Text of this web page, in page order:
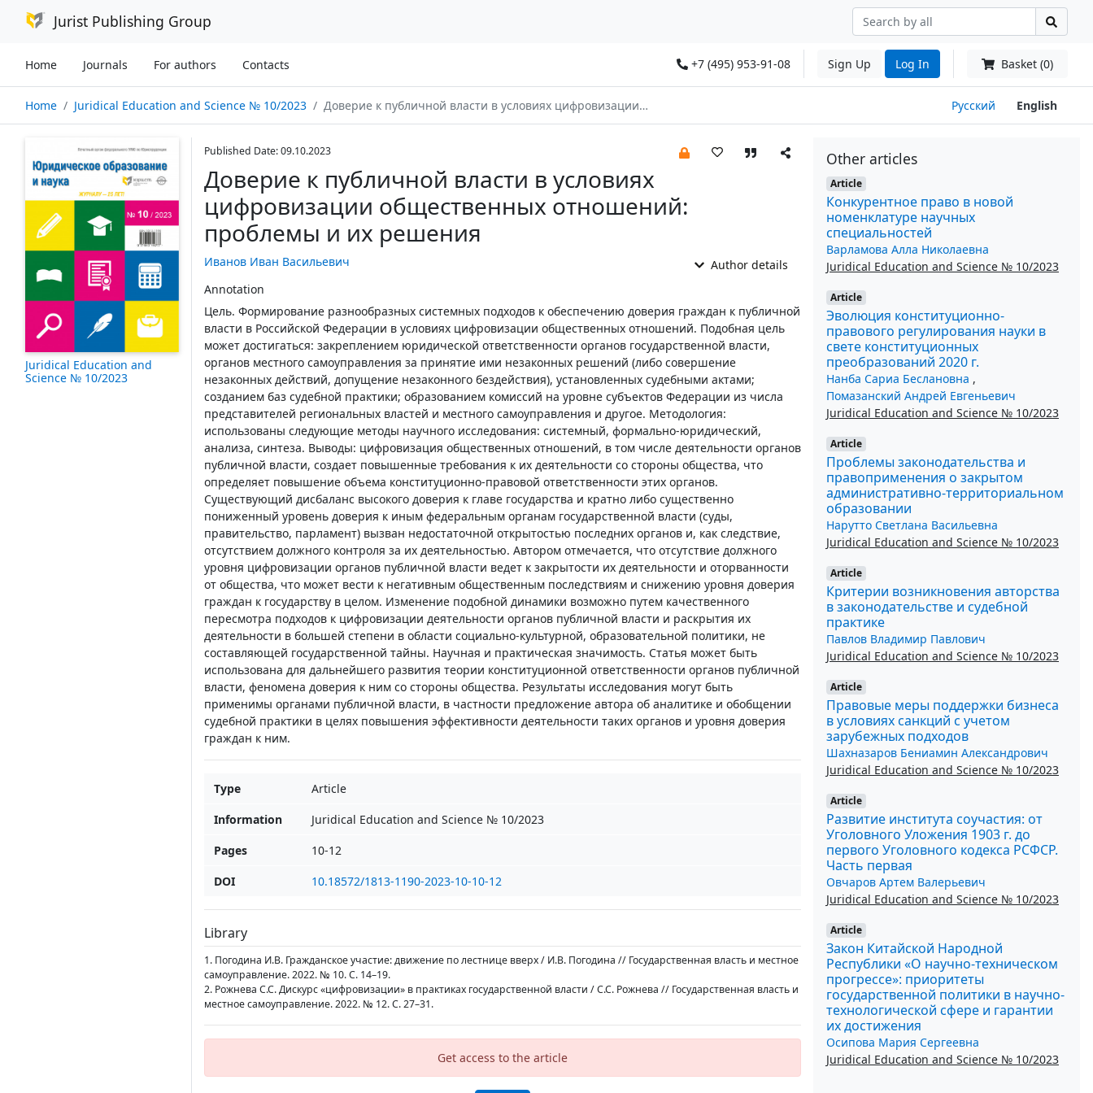
Jurist Publishing Group
Home Journals For authors Contacts +7 (495) 953-91-08 Sign Up Log In Basket (0)
Home Juridical Education and Science № 10/2023 Доверие к публичной власти в условиях цифровизации общественных отношений: проблемы и их решения Русский English
Juridical Education and
Science № 10/2023
Published Date: 09.10.2023
Доверие к публичной власти в условиях
цифровизации общественных отношений:
проблемы и их решения
Иванов Иван Васильевич
Author details
Annotation
Цель. Формирование разнообразных системных подходов к обеспечению доверия граждан к публичной
власти в Российской Федерации в условиях цифровизации общественных отношений. Подобная цель
может достигаться: закреплением юридической ответственности органов государственной власти,
органов местного самоуправления за принятие ими незаконных решений (либо совершение
незаконных действий, допущение незаконного бездействия), установленных судебными актами;
созданием баз судебной практики; образованием комиссий на уровне субъектов Федерации из числа
представителей региональных властей и местного самоуправления и другое. Методология:
использованы следующие методы научного исследования: системный, формально-юридический,
анализа, синтеза. Выводы: цифровизация общественных отношений, в том числе деятельности органов
публичной власти, создает повышенные требования к их деятельности со стороны общества, что
определяет повышение объема конституционно-правовой ответственности этих органов.
Существующий дисбаланс высокого доверия к главе государства и кратно либо существенно
пониженный уровень доверия к иным федеральным органам государственной власти (суды,
правительство, парламент) вызван недостаточной открытостью последних органов и, как следствие,
отсутствием должного контроля за их деятельностью. Автором отмечается, что отсутствие должного
уровня цифровизации органов публичной власти ведет к закрытости их деятельности и оторванности
от общества, что может вести к негативным общественным последствиям и снижению уровня доверия
граждан к государству в целом. Изменение подобной динамики возможно путем качественного
пересмотра подходов к цифровизации деятельности органов публичной власти и раскрытия их
деятельности в большей степени в области социально-культурной, образовательной политики, не
составляющей государственной тайны. Научная и практическая значимость. Статья может быть
использована для дальнейшего развития теории конституционной ответственности органов публичной
власти, феномена доверия к ним со стороны общества. Результаты исследования могут быть
применимы органами публичной власти, в частности предложение автора об аналитике и обобщении
судебной практики в целях повышения эффективности деятельности таких органов и уровня доверия
граждан к ним.
Type
Article
Information
Juridical Education and Science № 10/2023
Pages
10-12
DOI
10.18572/1813-1190-2023-10-10-12
Library
1. Погодина И.В. Гражданское участие: движение по лестнице вверх / И.В. Погодина // Государственная власть и местное
самоуправление. 2022. № 10. С. 14–19.
2. Рожнева С.С. Дискурс «цифровизации» в практиках государственной власти / С.С. Рожнева // Государственная власть и
местное самоуправление. 2022. № 12. С. 27–31.
Get access to the article
Other articles
Article
Конкурентное право в новой
номенклатуре научных
специальностей
Варламова Алла Николаевна
Juridical Education and Science № 10/2023
Article
Эволюция конституционно-
правового регулирования науки в
свете конституционных
преобразований 2020 г.
Нанба Сариа Беслановна ,
Помазанский Андрей Евгеньевич
Juridical Education and Science № 10/2023
Article
Проблемы законодательства и
правоприменения о закрытом
административно-территориальном
образовании
Нарутто Светлана Васильевна
Juridical Education and Science № 10/2023
Article
Критерии возникновения авторства
в законодательстве и судебной
практике
Павлов Владимир Павлович
Juridical Education and Science № 10/2023
Article
Правовые меры поддержки бизнеса
в условиях санкций с учетом
зарубежных подходов
Шахназаров Бениамин Александрович
Juridical Education and Science № 10/2023
Article
Развитие института соучастия: от
Уголовного Уложения 1903 г. до
первого Уголовного кодекса РСФСР.
Часть первая
Овчаров Артем Валерьевич
Juridical Education and Science № 10/2023
Article
Закон Китайской Народной
Республики «О научно-техническом
прогрессе»: приоритеты
государственной политики в научно-
технологической сфере и гарантии
их достижения
Осипова Мария Сергеевна
Juridical Education and Science № 10/2023